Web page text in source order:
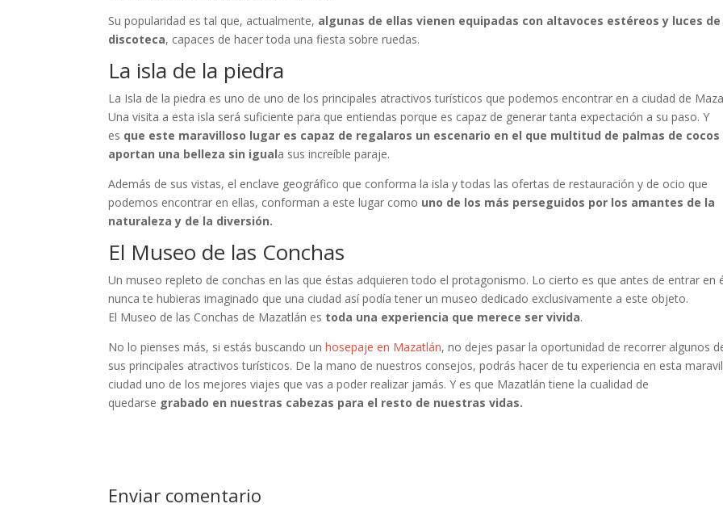
Su popularidad es tal que, actualmente, algunas de ellas vienen equipadas con altavoces estéreos y luces de
discoteca, capaces de hacer toda una fiesta sobre ruedas.
La isla de la piedra
La Isla de la piedra es uno de uno de los principales atractivos turísticos que podemos encontrar en a ciudad de
Una visita a esta isla será suficiente para que entiendas porque es capaz de generar tanta expectación a su paso. Y
es que este maravilloso lugar es capaz de regalaros un escenario en el que multitud de palmas de cocos
aportan una belleza sin iguala sus increíble paraje.
Además de sus vistas, el enclave geográfico que conforma la isla y todas las ofertas de restauración y de ocio que
podemos encontrar en ellas, conforman a este lugar como uno de los más perseguidos por los amantes de la
naturaleza y de la diversión.
El Museo de las Conchas
Un museo repleto de conchas en las que éstas adquieren todo el protagonismo. Lo cierto es que antes de entrar en
nunca te hubieras imaginado que una ciudad así podía tener un museo dedicado exclusivamente a este objeto.
El Museo de las Conchas de Mazatlán es toda una experiencia que merece ser vivida.
No lo pienses más, si estás buscando unhosepaje en Mazatlán, no dejes pasar la oportunidad de recorrer algunos
sus principales atractivos turísticos. De la mano de nuestros consejos, podrás hacer de tu experiencia en esta
ciudad uno de los mejores viajes que vas a poder realizar jamás. Y es que Mazatlán tiene la cualidad de
quedarse grabado en nuestras cabezas para el resto de nuestras vidas.
Enviar comentario